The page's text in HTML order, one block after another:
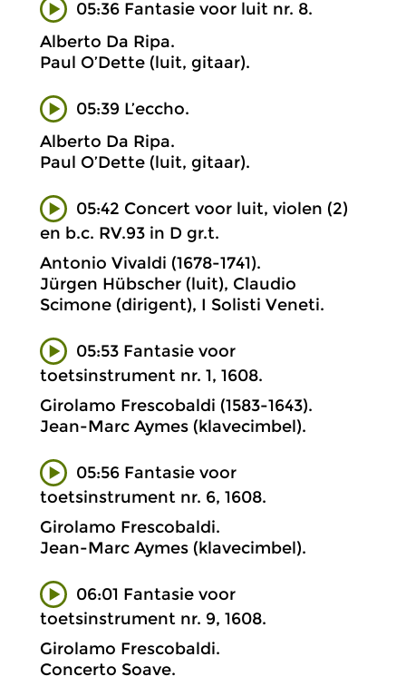
05:36 Fantasie voor luit nr. 8.
Alberto Da Ripa.
Paul O’Dette (luit, gitaar).
05:39 L’eccho.
Alberto Da Ripa.
Paul O’Dette (luit, gitaar).
05:42 Concert voor luit, violen (2)
en b.c. RV.93 in D gr.t.
Antonio Vivaldi (1678-1741).
Jürgen Hübscher (luit), Claudio
Scimone (dirigent), I Solisti Veneti.
05:53 Fantasie voor
toetsinstrument nr. 1, 1608.
Girolamo Frescobaldi (1583-1643).
Jean-Marc Aymes (klavecimbel).
05:56 Fantasie voor
toetsinstrument nr. 6, 1608.
Girolamo Frescobaldi.
Jean-Marc Aymes (klavecimbel).
06:01 Fantasie voor
toetsinstrument nr. 9, 1608.
Girolamo Frescobaldi.
Concerto Soave.